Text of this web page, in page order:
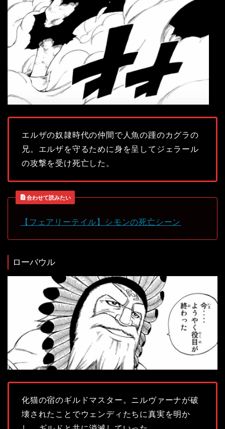
エルザの奴隷時代の仲間で人魚の踵のカグラの
兄。エルザを守るために身を呈してジェラール
の攻撃を受け死亡した。
合わせて読みたい
【フェアリーテイル】シモンの死亡シーン
ローバウル
化猫の宿のギルドマスター。ニルヴァーナが破
壊されたことでウェンディたちに真実を明か